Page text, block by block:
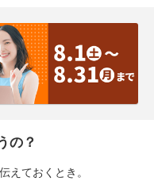
の？
えておくとき。